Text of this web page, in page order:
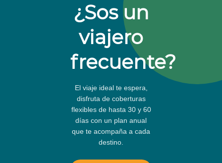
¿Sos un
viajero
frecuente?
El viaje ideal te espera,
disfruta de coberturas
flexibles de hasta 30 y 60
días con un plan anual
que te acompaña a cada
destino.